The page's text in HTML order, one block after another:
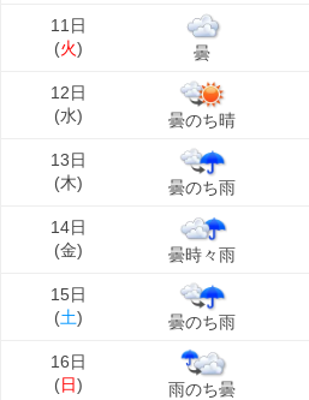
11日
(火) 曇
12日
(水) 曇のち晴
13日
(木) 曇のち雨
14日
(金) 曇時々雨
15日
(土) 曇のち雨
16日
(日) 雨のち曇